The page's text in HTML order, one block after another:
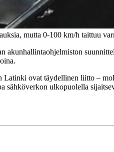
mutta 0-100 km/h taittuu
ovat täydellinen liitto –
ulkopuolella